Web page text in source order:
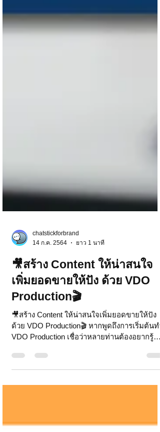
chatstickforbrand
14 ก.ค. 2564
ยาว 1 นาที
🎥สร้าง Content ให้น่าสนใจ
เพิ่มยอดขายให้ปัง ด้วย VDO
Production🎬
VDO Production เชื่อว่าหลายท่านต้องอยากรู้
แน่นอน...